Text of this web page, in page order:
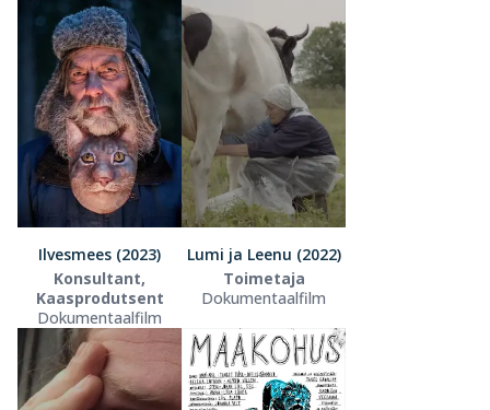
Ilvesmees (2023)
Konsultant,
Kaasprodutsent
Dokumentaalfilm
Lumi ja Leenu (2022)
Toimetaja
Dokumentaalfilm